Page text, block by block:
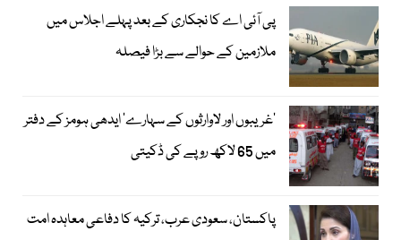
پی آئی اے کا نجکاری کے بعد پہلے اجلاس میں
ملازمین کے حوالے سے بڑا فیصلہ
’غریبوں اور لاوارثوں کے سہارے‘ ایدھی ہومز کے دفتر
میں 65 لاکھ روپے کی ڈکیتی
پاکستان، سعودی عرب، ترکیہ کا دفاعی معاہدہ امت